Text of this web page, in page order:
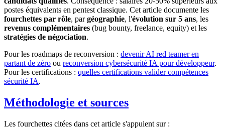
postes équivalents en pentest classique. Cet article documente les
fourchettes par rôle, pargéographie, l'évolution sur 5 ans, les
revenus complémentaires (bug bounty, freelance, equity) et les
stratégies de négociation.
Pour les roadmaps de reconversion : devenir AI red teamer en
partant de zéro ou reconversion cybersécurité IA pour développeur.
Pour les certifications : quelles certifications valider compétences
sécurité IA.
Méthodologie et sources
Les fourchettes citées dans cet article s'appuient sur :